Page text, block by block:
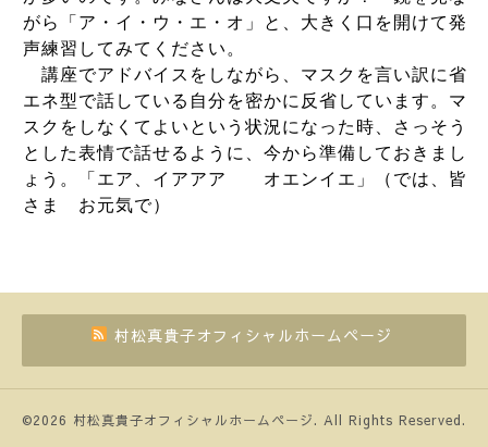
がら「ア・イ・ウ・エ・オ」と、大きく口を開けて発
声練習してみてください。
講座でアドバイスをしながら、マスクを言い訳に省
エネ型で話している自分を密かに反省しています。マ
スクをしなくてよいという状況になった時、さっそう
とした表情で話せるように、今から準備しておきまし
ょう。「エア、イアアア オエンイエ」（では、皆
さま お元気で）
村松真貴子オフィシャルホームページ
©2026 村松真貴子オフィシャルホームページ. All Rights Reserved.